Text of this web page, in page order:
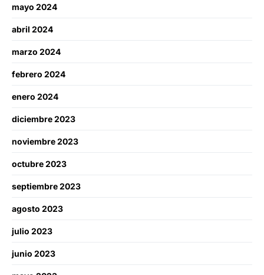
mayo 2024
abril 2024
marzo 2024
febrero 2024
enero 2024
diciembre 2023
noviembre 2023
octubre 2023
septiembre 2023
agosto 2023
julio 2023
junio 2023